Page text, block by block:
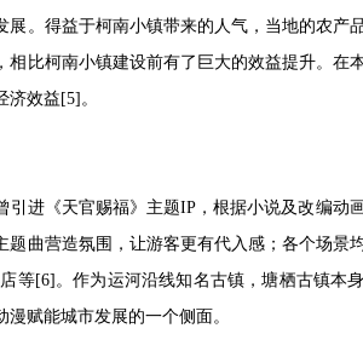
。得益于柯南小镇带来的人气，当地的农产
比柯南小镇建设前有了巨大的效益提升。在
效益[5]。
进《天官赐福》主题IP，根据小说及改编动
曲营造氛围，让游客更有代入感；各个场景
等[6]。作为运河沿线知名古镇，塘栖古镇本
赋能城市发展的一个侧面。